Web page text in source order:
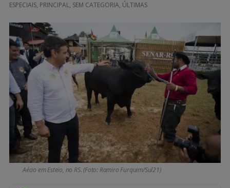
ESPECIAIS, PRINCIPAL, SEM CATEGORIA, ÚLTIMAS
Aécio em Esteio, no RS. (Foto: Ramiro Furquim/Sul21)